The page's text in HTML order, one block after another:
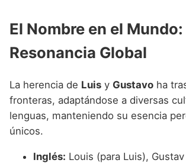
El Nombre en el Mundo:
Resonancia Global
La herencia de Luis y Gustavo ha
fronteras, adaptándose a diversas
lenguas, manteniendo su esencia
únicos.
Inglés: Louis (para Luis),